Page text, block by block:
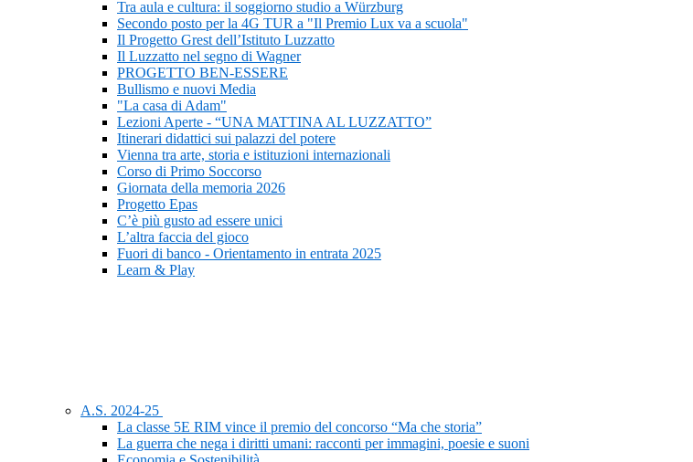
Tra aula e cultura: il soggiorno studio a Würzburg
Secondo posto per la 4G TUR a "Il Premio Lux va a scuola"
Il Progetto Grest dell’Istituto Luzzatto
Il Luzzatto nel segno di Wagner
PROGETTO BEN-ESSERE
Bullismo e nuovi Media
"La casa di Adam"
Lezioni Aperte - “UNA MATTINA AL LUZZATTO”
Itinerari didattici sui palazzi del potere
Vienna tra arte, storia e istituzioni internazionali
Corso di Primo Soccorso
Giornata della memoria 2026
Progetto Epas
C’è più gusto ad essere unici
L’altra faccia del gioco
Fuori di banco - Orientamento in entrata 2025
Learn & Play
A.S. 2024-25
La classe 5E RIM vince il premio del concorso “Ma che storia”
La guerra che nega i diritti umani: racconti per immagini, poesie e suoni